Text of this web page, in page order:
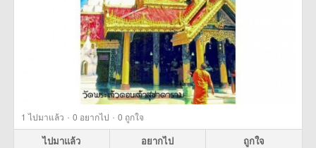
1 ไปมาแล้ว · 0 อยากไป · 0 ถูกใจ
ไปมาแล้ว อยากไป ถูกใจ